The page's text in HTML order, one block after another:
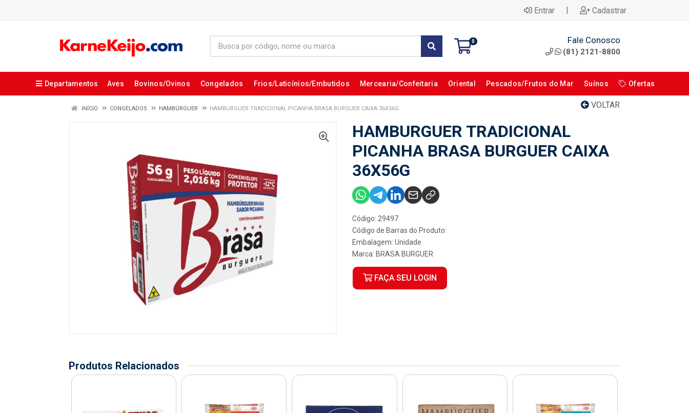
Entrar | Cadastrar
0 Fale Conosco
(81) 2121-8800
Departamentos Aves Bovinos/Ovinos Congelados Frios/Laticínios/Embutidos Mercearia/Confeitaria Oriental Pescados/Frutos do Mar Suínos Ofertas
VOLTAR
INÍCIO CONGELADOS HAMBÚRGUER HAMBURGUER TRADICIONAL PICANHA BRASA BURGUER CAIXA 36X56G
HAMBURGUER TRADICIONAL
PICANHA BRASA BURGUER CAIXA
36X56G
Código: 29497
Código de Barras do Produto:
Embalagem: Unidade
Marca: BRASA BURGUER
FAÇA SEU LOGIN
Produtos Relacionados